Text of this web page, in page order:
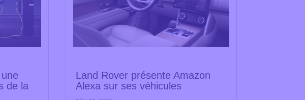
de la
Land Rover présente Amazon
Alexa sur ses véhicules